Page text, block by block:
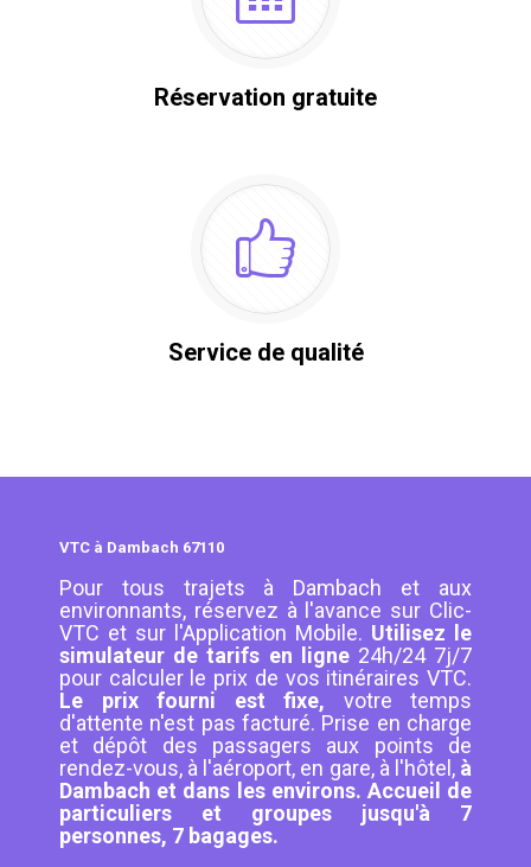
Réservation gratuite
Service de qualité
VTC à Dambach 67110
Pour tous trajets à Dambach et aux
environnants, réservez à l'avance sur Clic-
VTC et sur l'Application Mobile. Utilisez le
simulateur de tarifs en ligne24h/24 7j/7
pour calculer le prix de vos itinéraires VTC.
Le prix fourni est fixe, votre temps
d'attente n'est pas facturé. Prise en charge
et dépôt des passagers aux points de
rendez-vous, à l'aéroport, en gare, à l'hôtel,à
Dambach et dans les environs. Accueil de
particuliers et groupes jusqu'à 7
personnes, 7 bagages.